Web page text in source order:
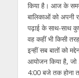
किया है। आज के समय
बालिकाओं को अपनी
पढ़ाई के साथ-साथ
वह कहीं भी किसी
इन्हीं सब बातों को
आयोजन किया है,
4:00 बजे तक होना